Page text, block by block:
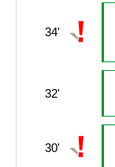
34'
32'
30'